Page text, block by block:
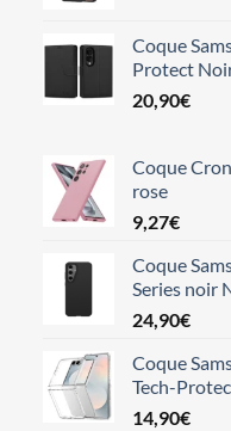
Coque
Protect
20,90€
Coque
rose
9,27€
Coque
Series noir
24,90€
Coque
Tech-
14,90€